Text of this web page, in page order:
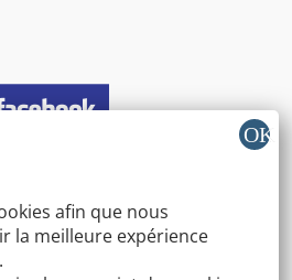
afin que nous
la meilleure expérience